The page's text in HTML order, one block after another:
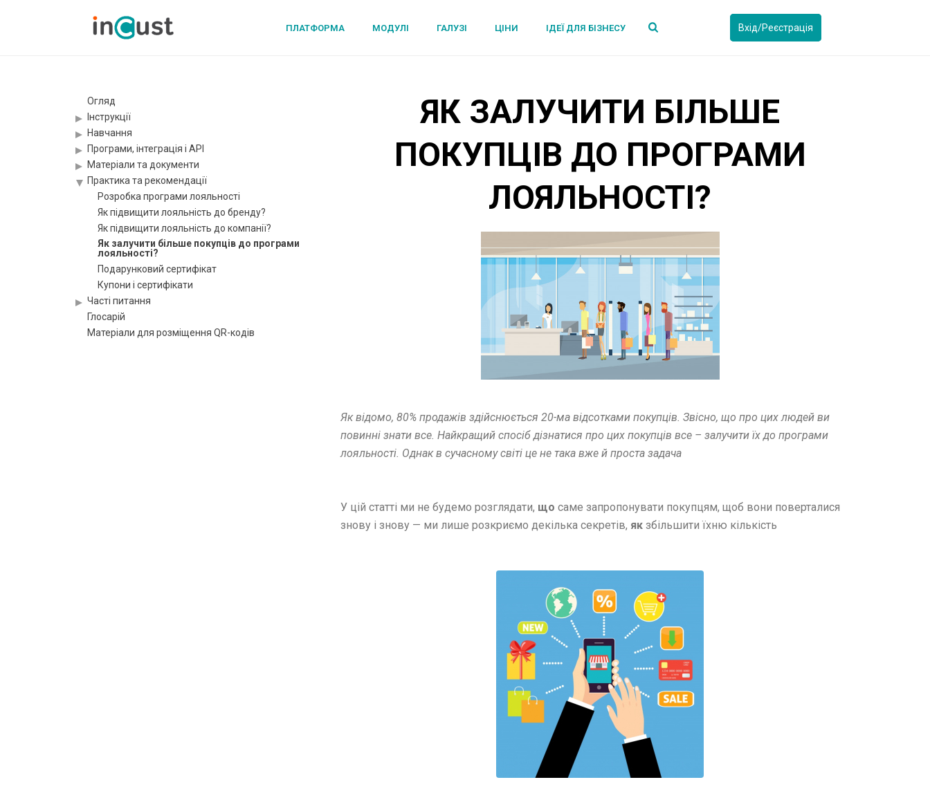
ПЛАТФОРМА МОДУЛІ ГАЛУЗІ ЦІНИ ІДЕЇ ДЛЯ БІЗНЕСУ Вхід/Реєстрація
Огляд
Інструкції
Навчання
Програми, інтеграція і API
Матеріали та документи
Практика та рекомендації
Розробка програми лояльності
Як підвищити лояльність до бренду?
Як підвищити лояльність до компанії?
Як залучити більше покупців до програми
лояльності?
Подарунковий сертифікат
Купони і сертифікати
Часті питання
Глосарій
Матеріали для розміщення QR-кодів
ЯК ЗАЛУЧИТИ БІЛЬШЕ
ПОКУПЦІВ ДО ПРОГРАМИ
ЛОЯЛЬНОСТІ?
Як відомо, 80% продажів здійснюється 20-ма відсотками покупців. Звісно, що про цих людей ви
повинні знати все. Найкращий спосіб дізнатися про цих покупців все – залучити їх до програми
лояльності. Однак в сучасному світі це не така вже й проста задача
У цій статті ми не будемо розглядати, що саме запропонувати покупцям, щоб вони поверталися
знову і знову — ми лише розкриємо декілька секретів, як збільшити їхню кількість